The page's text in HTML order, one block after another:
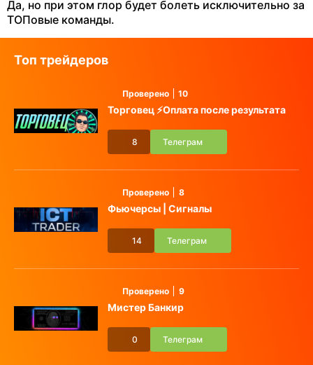
Да, но при этом глор будет болеть исключительно за
ТОПовые команды.
Топ трейдеров
Проверено 10
Торговец ⚡️Оплата после результата
8 Телеграм
Проверено 8
Фьючерсы | Сигналы
14 Телеграм
Проверено 9
Мистер Банкир
0 Телеграм